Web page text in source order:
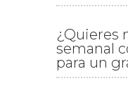
¿Quieres
semanal
para un